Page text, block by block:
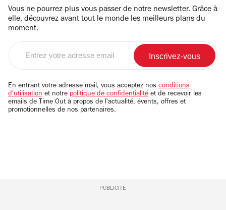
Vous ne pourrez plus vous passer de notre newsletter. Grâce à
elle, découvrez avant tout le monde les meilleurs plans du
moment.
email
En entrant votre adresse mail, vous acceptez nos conditions
d'utilisation et notre politique de confidentialité et de recevoir les
emails de Time Out à propos de l'actualité, évents, offres et
promotionnelles de nos partenaires.
PUBLICITÉ